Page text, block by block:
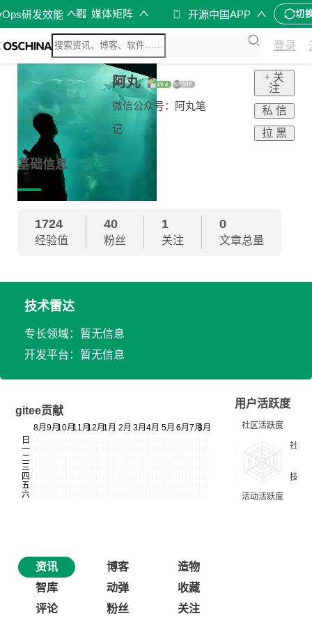
研发效能 媒体矩阵 开源中国APP 切
登录
阿丸
微信公众号：阿丸笔
记
+ 关
注
私 信
拉 黑
基础信息
1724
经验值
40
粉丝
1
关注
0
文章总量
技术雷达
专长领域：暂无信息
开发平台：暂无信息
gitee贡献
用户活跃度
资讯 博客
造物
智库
动弹
收藏
评论
粉丝 关注